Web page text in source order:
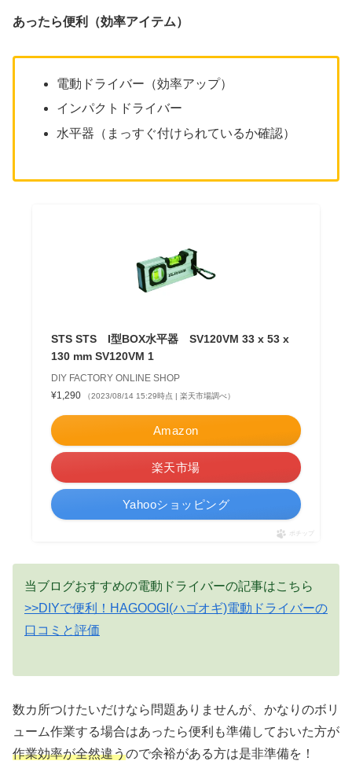
あったら便利（効率アイテム）
電動ドライバー（効率アップ）
インパクトドライバー
水平器（まっすぐ付けられているか確認）
STS STS I型BOX水平器 SV120VM 33 x 53 x
130 mm SV120VM 1
DIY FACTORY ONLINE SHOP
¥1,290
（2023/08/14 15:29時点 | 楽天市場調べ）
Amazon
楽天市場
Yahooショッピング
ポチップ
当ブログおすすめの電動ドライバーの記事はこちら
>>DIYで便利！HAGOOGI(ハゴオギ)電動ドライバーの
口コミと評価
数カ所つけたいだけなら問題ありませんが、かなりのボリ
ューム作業する場合はあったら便利も準備しておいた方が
作業効率が全然違うので余裕がある方は是非準備を！